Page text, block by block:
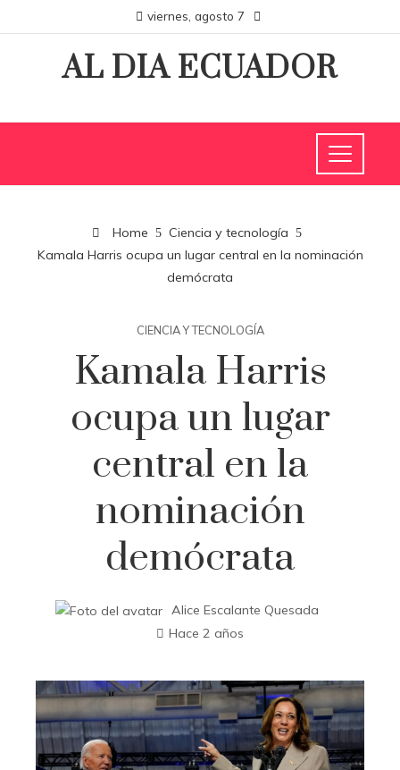
viernes, agosto 7
AL DIA ECUADOR
Home
Ciencia y tecnología
Kamala Harris ocupa un lugar central en la nominación
demócrata
CIENCIA Y TECNOLOGÍA
Kamala Harris
ocupa un lugar
central en la
nominación
demócrata
Alice Escalante Quesada
Hace 2 años